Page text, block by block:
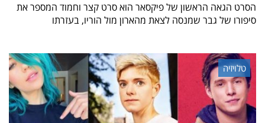
הסרט הגאה הראשון של פיקסאר הוא סרט קצר וחמוד המספר את
סיפורו של גבר שמנסה לצאת מהארון מול הוריו, בעזרתו
טלויזיה